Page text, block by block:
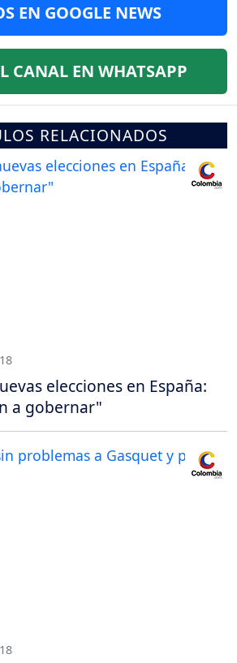
EN GOOGLE NEWS
CANAL EN WHATSAPP
RELACIONADOS
elecciones en España:
a gobernar"